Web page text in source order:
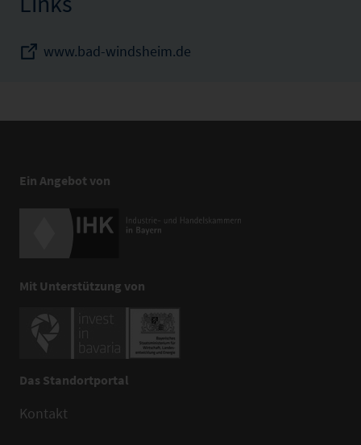
www.bad-windsheim.de
Ein Angebot von
Mit Unterstützung von
Das Standortportal
Kontakt